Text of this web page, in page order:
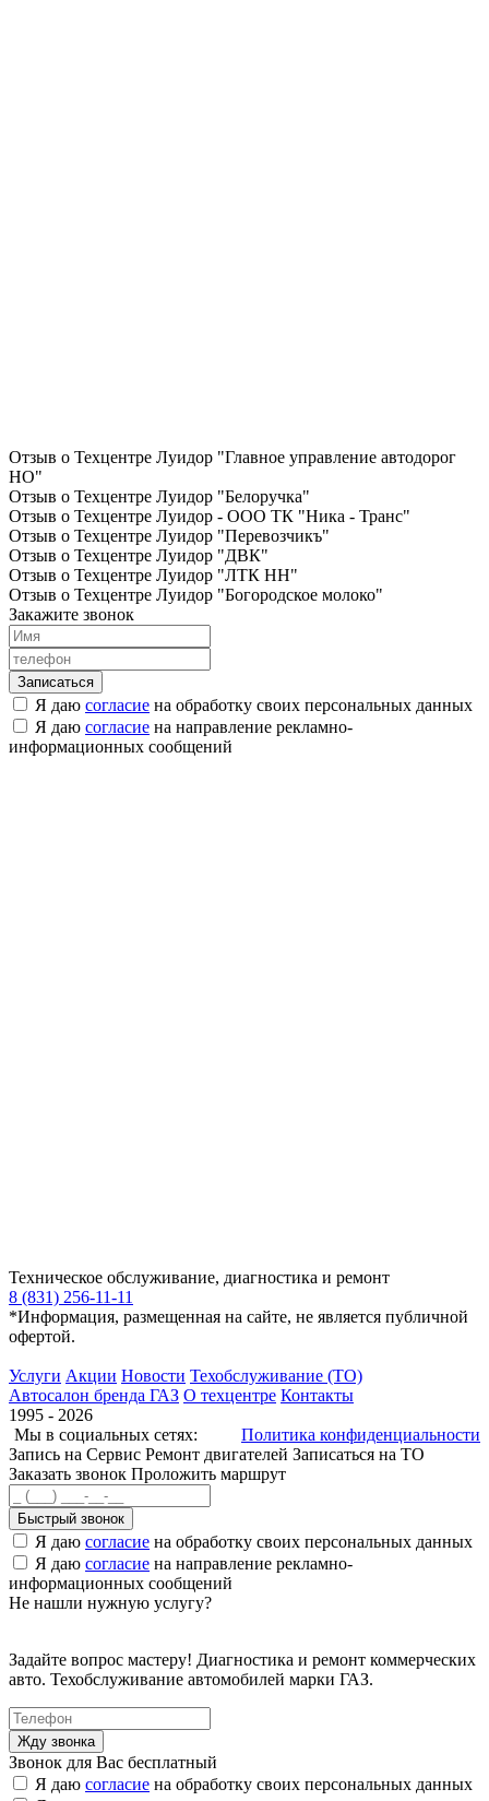
Отзыв о Техцентре Луидор "Главное управление автодорог
НО"
Отзыв о Техцентре Луидор "Белоручка"
Отзыв о Техцентре Луидор - ООО ТК "Ника - Транс"
Отзыв о Техцентре Луидор "Перевозчикъ"
Отзыв о Техцентре Луидор "ДВК"
Отзыв о Техцентре Луидор "ЛТК НН"
Отзыв о Техцентре Луидор "Богородское молоко"
Закажите звонок
Я даю согласие на обработку своих персональных данных
Я даю согласие на направление рекламно-
информационных сообщений
Техническое обслуживание, диагностика и ремонт
8 (831) 256-11-11
*Информация, размещенная на сайте, не является публичной
офертой.
Услуги Акции Новости Техобслуживание (ТО)
Автосалон бренда ГАЗ О техцентре Контакты
1995 - 2026
Мы в социальных сетях:
Политика конфиденциальности
Запись на Сервис Ремонт двигателей Записаться на ТО
Заказать звонок Проложить маршрут
Быстрый звонок
Я даю согласие на обработку своих персональных данных
Я даю согласие на направление рекламно-
информационных сообщений
Не нашли нужную услугу?
Задайте вопрос мастеру! Диагностика и ремонт коммерческих
авто. Техобслуживание автомобилей марки ГАЗ.
Звонок для Вас бесплатный
Я даю согласие на обработку своих персональных данных